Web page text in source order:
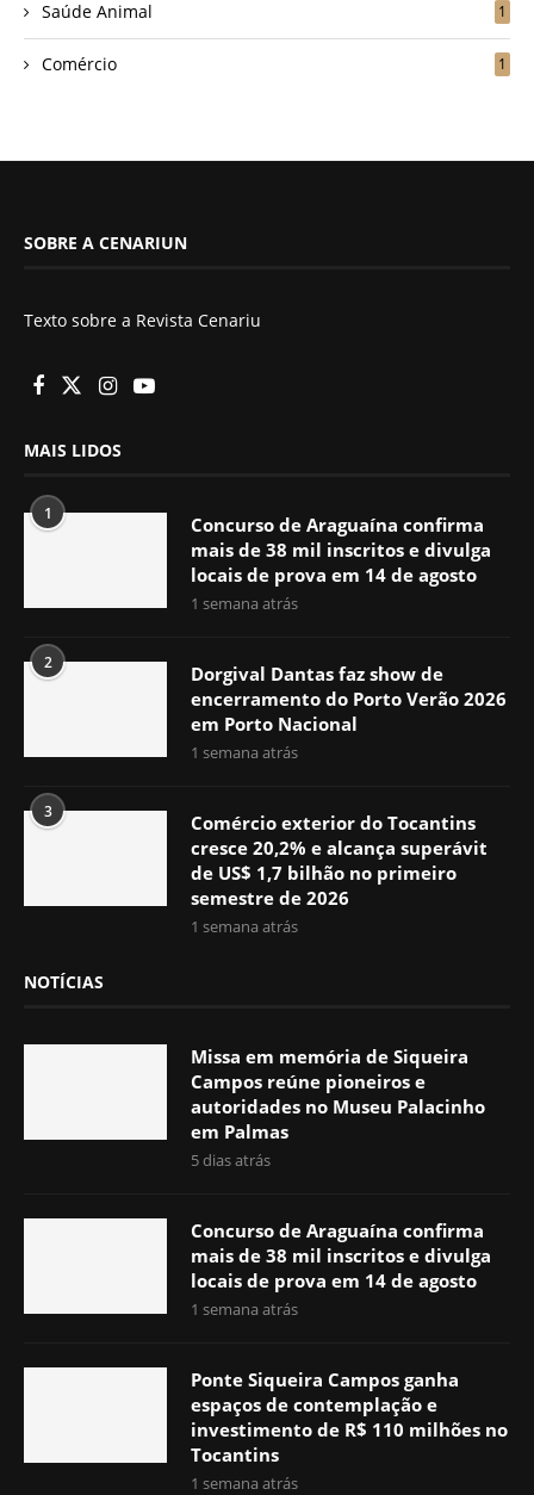
Saúde Animal 1
Comércio 1
SOBRE A CENARIUN
Texto sobre a Revista Cenariu
MAIS LIDOS
1
Concurso de Araguaína confirma
mais de 38 mil inscritos e divulga
locais de prova em 14 de agosto
1 semana atrás
2
Dorgival Dantas faz show de
encerramento do Porto Verão 2026
em Porto Nacional
1 semana atrás
3
Comércio exterior do Tocantins
cresce 20,2% e alcança superávit
de US$ 1,7 bilhão no primeiro
semestre de 2026
1 semana atrás
NOTÍCIAS
Missa em memória de Siqueira
Campos reúne pioneiros e
autoridades no Museu Palacinho
em Palmas
5 dias atrás
Concurso de Araguaína confirma
mais de 38 mil inscritos e divulga
locais de prova em 14 de agosto
1 semana atrás
Ponte Siqueira Campos ganha
espaços de contemplação e
investimento de R$ 110 milhões no
Tocantins
1 semana atrás